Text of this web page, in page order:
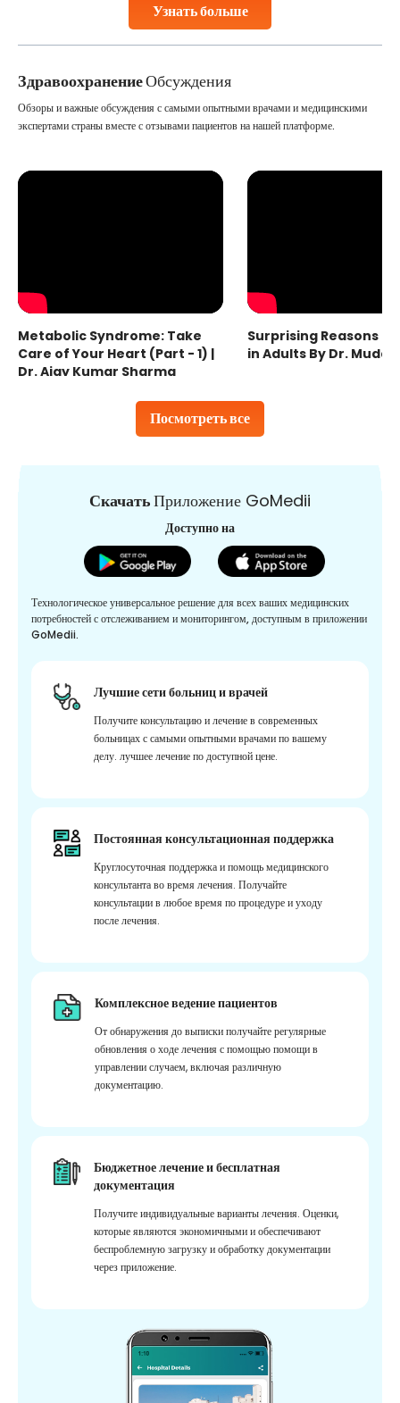
Узнать больше
ЗдравоохранениеОбсуждения
Посмотреть все
Обзоры и важные обсуждения с самыми опытными врачами и медицинскими
экспертами страны вместе с отзывами пациентов на нашей платформе.
Metabolic Syndrome: Take
Care of Your Heart (Part - 1) |
Dr. Ajay Kumar Sharma
Surprising Reasons
in Adults By Dr.
СкачатьПриложение GoMedii
Доступно на
Технологическое универсальное решение для всех ваших медицинских
потребностей с отслеживанием и мониторингом, доступным в приложении
GoMedii.
Лучшие сети больниц и врачей
Получите консультацию и лечение в современных
больницах с самыми опытными врачами по вашему
делу. лучшее лечение по доступной цене.
Постоянная консультационная поддержка
Круглосуточная поддержка и помощь медицинского
консультанта во время лечения. Получайте
консультации в любое время по процедуре и уходу
после лечения.
Комплексное ведение пациентов
От обнаружения до выписки получайте регулярные
обновления о ходе лечения с помощью помощи в
управлении случаем, включая различную
документацию.
Бюджетное лечение и бесплатная
документация
Получите индивидуальные варианты лечения. Оценки,
которые являются экономичными и обеспечивают
беспроблемную загрузку и обработку документации
через приложение.